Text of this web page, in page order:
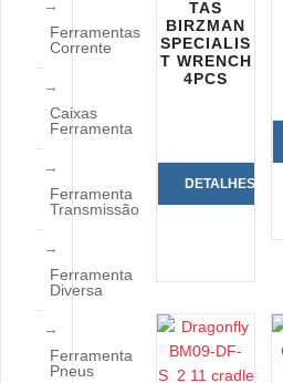
TAS
BIRZMAN
SPECIALIS
T WRENCH
4PCS
DETALHES
Ferramentas
Corrente
Caixas
Ferramenta
Ferramenta
Transmissão
Ferramenta
Diversa
Ferramenta
Pneus